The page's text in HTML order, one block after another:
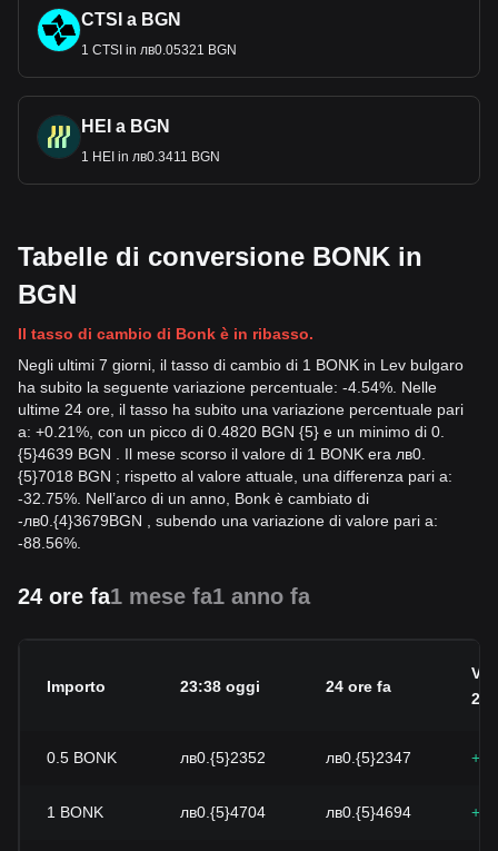
CTSI a BGN
1 CTSI in лв0.05321 BGN
HEI a BGN
1 HEI in лв0.3411 BGN
Tabelle di conversione BONK in
BGN
Il tasso di cambio di Bonk è in ribasso.
Negli ultimi 7 giorni, il tasso di cambio di 1 BONK in Lev bulgaro
ha subito la seguente variazione percentuale: -4.54%. Nelle
ultime 24 ore, il tasso ha subito una variazione percentuale pari
a: +0.21%, con un picco di 0.4820 BGN {5} e un minimo di 0.
{5}4639 BGN . Il mese scorso il valore di 1 BONK era лв0.
{5}7018 BGN ; rispetto al valore attuale, una differenza pari a:
-32.75%. Nell’arco di un anno, Bonk è cambiato di
-лв0.{4}3679BGN , subendo una variazione di valore pari a:
-88.56%.
24 ore fa1 mese fa1 anno fa
Importo 23:38 oggi 24 ore fa
24h
0.5 BONK лв0.{5}2352 лв0.{5}2347
1 BONK лв0.{5}4704 лв0.{5}4694